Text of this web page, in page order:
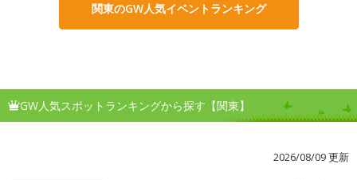
関東のGW人気イベントランキング
GW人気スポットランキングから探す【関東】
2026/08/09 更新